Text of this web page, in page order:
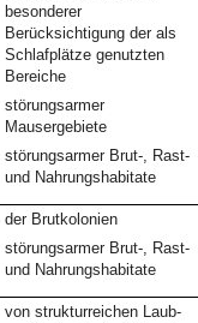
besonderer
Berücksichtigung der als
Schlafplätze genutzten
Bereiche
störungsarmer
Mausergebiete
störungsarmer Brut-, Rast-
und Nahrungshabitate
der Brutkolonien
störungsarmer Brut-, Rast-
und Nahrungshabitate
von strukturreichen Laub-